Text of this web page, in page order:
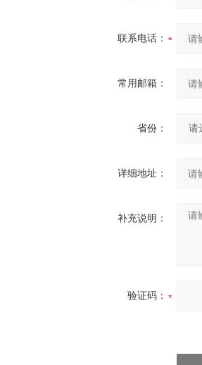
联系电话：
常用邮箱：
省份：
详细地址：
补充说明：
验证码：